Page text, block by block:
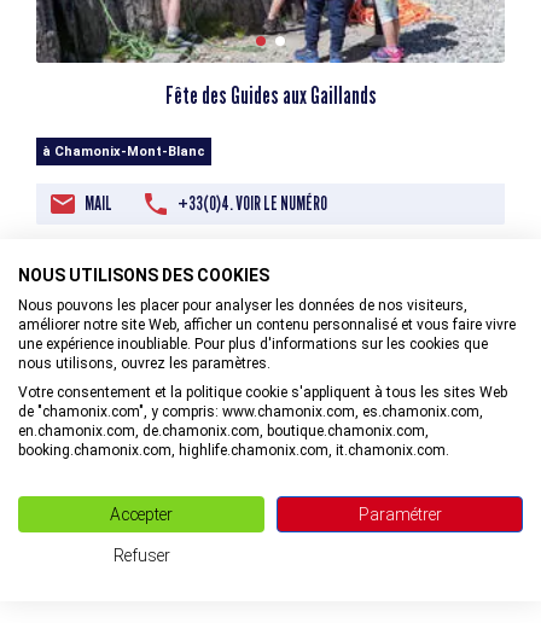
Fête des Guides aux Gaillands
à Chamonix-Mont-Blanc
MAIL +33(0)4. VOIR LE NUMÉRO
15/08/2026
NOUS UTILISONS DES COOKIES
Nous pouvons les placer pour analyser les données de nos visiteurs,
améliorer notre site Web, afficher un contenu personnalisé et vous faire vivre
une expérience inoubliable. Pour plus d'informations sur les cookies que
nous utilisons, ouvrez les paramètres.
Votre consentement et la politique cookie s'appliquent à tous les sites Web
de "chamonix.com", y compris: www.chamonix.com, es.chamonix.com,
en.chamonix.com, de.chamonix.com, boutique.chamonix.com,
booking.chamonix.com, highlife.chamonix.com, it.chamonix.com.
Accepter Paramétrer
Refuser